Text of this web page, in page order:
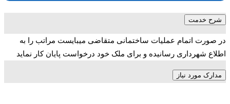
شرح خدمت
در صورت اتمام عملیات ساختمانی متقاضی میبایست مراتب را به
اطلاع شهرداری رسانیده و برای ملک خود درخواست پایان کار نماید
مدارک مورد نیاز